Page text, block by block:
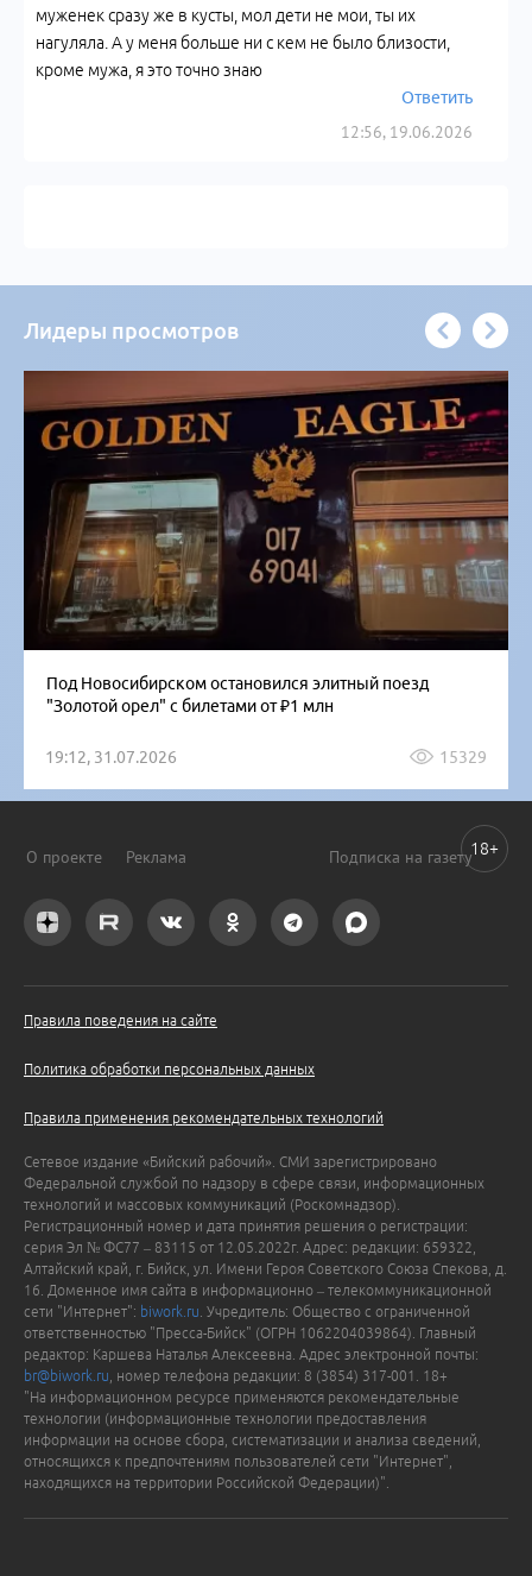
12:56, 19.06.2026
муженек сразу же в кусты, мол дети не мои, ты их
нагуляла. А у меня больше ни с кем не было близости,
кроме мужа, я это точно знаю
Ответить
Лидеры просмотров
Под Новосибирском остановился элитный поезд
"Золотой орел" с билетами от ₽1 млн
19:12, 31.07.2026 15329
О проекте Реклама Подписка на газету
Правила поведения на сайте
Политика обработки персональных данных
Правила применения рекомендательных технологий
Сетевое издание «Бийский рабочий». СМИ зарегистрировано
Федеральной службой по надзору в сфере связи, информационных
технологий и массовых коммуникаций (Роскомнадзор).
Регистрационный номер и дата принятия решения о регистрации:
серия Эл № ФС77 – 83115 от 12.05.2022г. Адрес: редакции: 659322,
Алтайский край, г. Бийск, ул. Имени Героя Советского Союза Спекова, д.
16. Доменное имя сайта в информационно – телекоммуникационной
сети "Интернет": biwork.ru . Учредитель: Общество с ограниченной
ответственностью "Пресса-Бийск" (ОГРН 1062204039864). Главный
редактор: Каршева Наталья Алексеевна. Адрес электронной почты:
br@biwork.ru , номер телефона редакции: 8 (3854) 317-001. 18+
"На информационном ресурсе применяются рекомендательные
технологии (информационные технологии предоставления
информации на основе сбора, систематизации и анализа сведений,
относящихся к предпочтениям пользователей сети "Интернет",
находящихся на территории Российской Федерации)".
18+